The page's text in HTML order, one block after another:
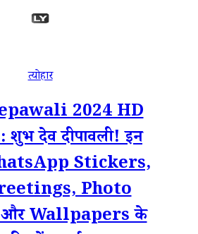
त्योहार
2024 HD
देव दीपावली! इन
Stickers,
Photo
Wallpapers के